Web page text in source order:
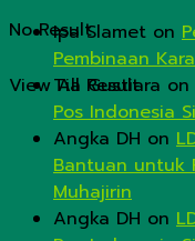
No Result
View All Result
Ipa Slamet on
Pembinaan
Tia Gustiara on
Pos Indonesia
Angka DH on
Bantuan untuk
Muhajirin
Angka DH on